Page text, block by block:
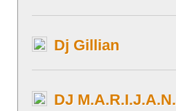
Dj Gillian
DJ M.A.R.I.J.A.N.